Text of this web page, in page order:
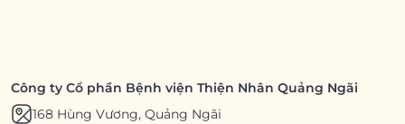
Công ty Cổ phần Bệnh viện Thiện Nhân Quảng Ngãi
168 Hùng Vương, Quảng Ngãi